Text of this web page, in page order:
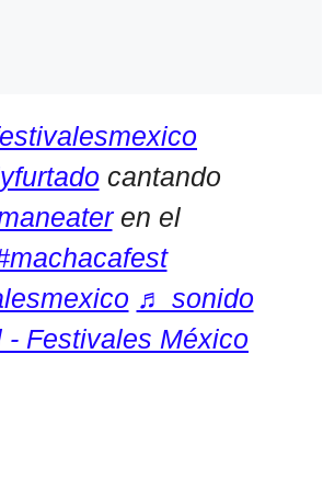
cantando
en el
♬ sonido
- Festivales México